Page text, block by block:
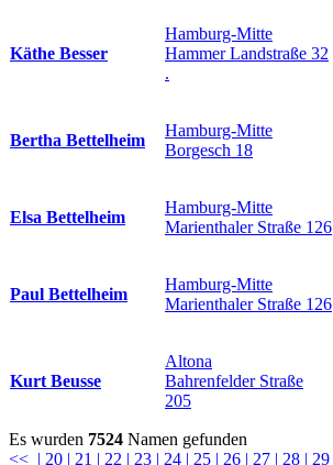
Käthe Besser
Hamburg-Mitte
Hammer Landstraße 32
.
Bertha Bettelheim
Hamburg-Mitte
Borgesch 18
Elsa Bettelheim
Hamburg-Mitte
Marienthaler Straße 126
Paul Bettelheim
Hamburg-Mitte
Marienthaler Straße 126
Kurt Beusse
Altona
Bahrenfelder Straße
205
Es wurden 7524 Namen gefunden
<< | 20 | 21 | 22 | 23 | 24 | 25 | 26 | 27 | 28 | 29